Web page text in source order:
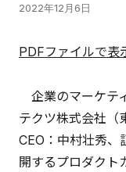
2022年12月6日
PDFファイルで表
企業のマーケテ
テクツ株式会社（
CEO：中村壮秀
開するプロダクト